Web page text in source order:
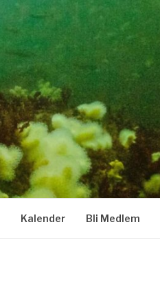
Kalender Bli Medlem